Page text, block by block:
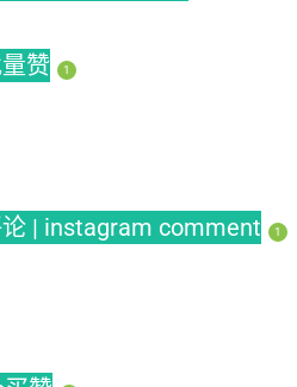
赞 1
| instagram comment 1